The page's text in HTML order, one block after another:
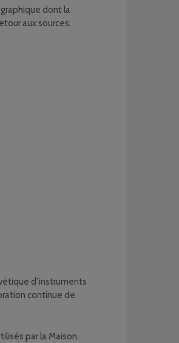
dont la
aux sources,
d’instruments
continue de
par la Maison.